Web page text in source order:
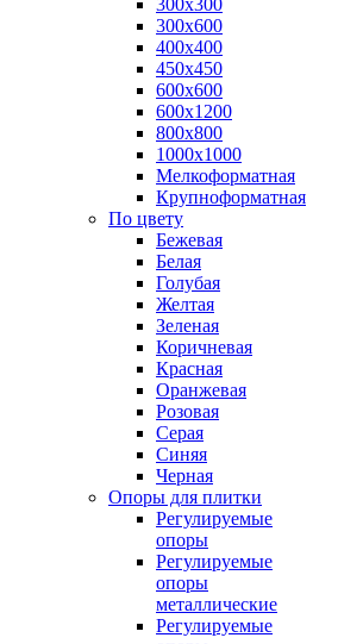
300х300
300х600
400х400
450х450
600х600
600х1200
800х800
1000х1000
Мелкоформатная
Крупноформатная
По цвету
Бежевая
Белая
Голубая
Желтая
Зеленая
Коричневая
Красная
Оранжевая
Розовая
Серая
Синяя
Черная
Опоры для плитки
Регулируемые
опоры
Регулируемые
опоры
металлические
Регулируемые